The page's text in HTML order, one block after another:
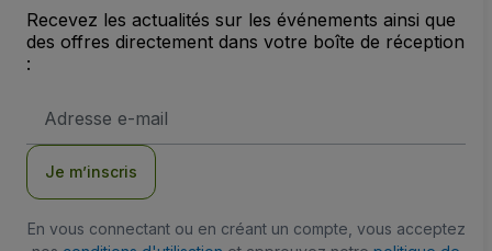
Recevez les actualités sur les événements ainsi que
des offres directement dans votre boîte de réception
:
e-
Je m’inscris
En vous connectant ou en créant un compte, vous acceptez